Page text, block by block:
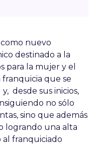
nuevo
destinado a la
para la mujer y el
franquicia que se
y, desde sus inicios,
no sólo
sino que además
logrando una alta
franquiciado